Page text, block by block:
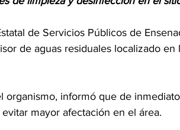
de Servicios Públicos de
de aguas residuales localizado
organismo, informó que de
mayor afectación en el área.